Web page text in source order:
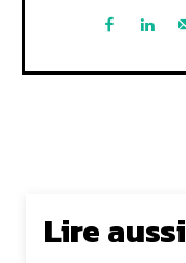
Lire aussi